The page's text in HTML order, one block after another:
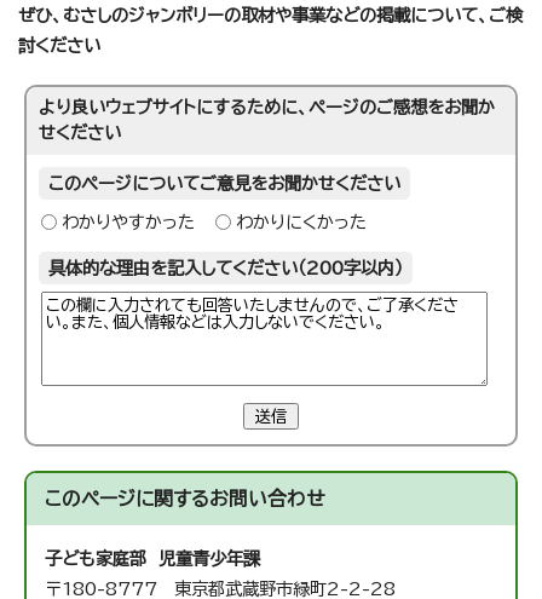
ぜひ、むさしのジャンボリーの取材や事業などの掲載について、ご検
討ください
より良いウェブサイトにするために、ページのご感想をお聞か
せください
このページについてご意見をお聞かせください
わかりやすかった わかりにくかった
具体的な理由を記入してください（200字以内）
送信
このページに関するお問い合わせ
子ども家庭部 児童青少年課
〒180-8777 東京都武蔵野市緑町2-2-28